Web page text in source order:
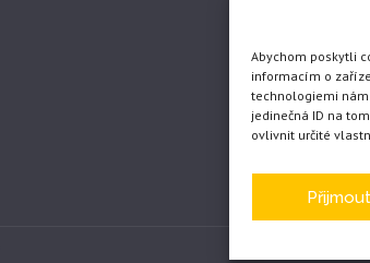
Abychom poskytli
informacím o
technologiemi
jedinečná ID na
ovlivnit určité
Přijmout